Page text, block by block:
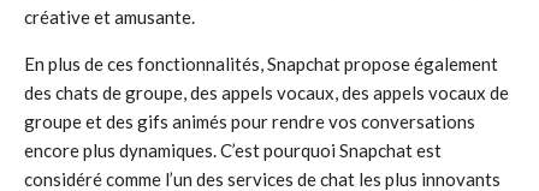
créative et amusante.
En plus de ces fonctionnalités, Snapchat propose également
des chats de groupe, des appels vocaux, des appels vocaux de
groupe et des gifs animés pour rendre vos conversations
encore plus dynamiques. C’est pourquoi Snapchat est
considéré comme l’un des services de chat les plus innovants